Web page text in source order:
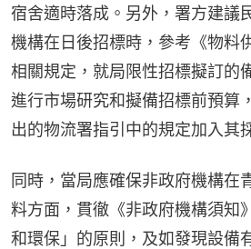
宿舍適時落成。另外，署方建議
機構在日後招標時，參考《物料
相關規定，就局限性招標擬訂的
進行市場研究和擬備招標前預算
出的物流署指引中的規定加入其
同時，當局應確保非政府機構在
料方面，貫徹《非政府機構須知
和環保」的原則，及如發現設備